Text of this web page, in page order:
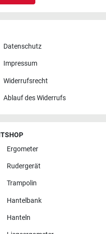
Datenschutz
Impressum
Widerrufsrecht
Ablauf des Widerrufs
Ergometer
Rudergerät
Trampolin
Hantelbank
Hanteln